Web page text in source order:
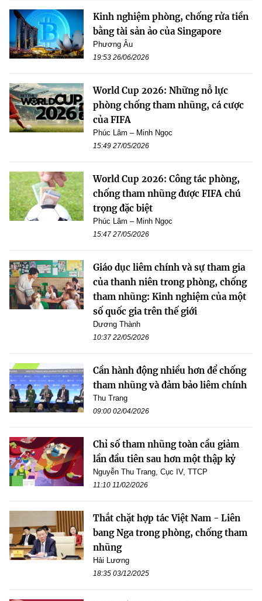
Kinh nghiệm phòng, chống rửa tiền
bằng tài sản ảo của Singapore
Phương Âu
19:53 26/06/2026
World Cup 2026: Những nỗ lực
phòng chống tham nhũng, cá cược
của FIFA
Phúc Lâm – Minh Ngọc
15:49 27/05/2026
World Cup 2026: Công tác phòng,
chống tham nhũng được FIFA chú
trọng đặc biệt
Phúc Lâm – Minh Ngọc
15:47 27/05/2026
Giáo dục liêm chính và sự tham gia
của thanh niên trong phòng, chống
tham nhũng: Kinh nghiệm của một
số quốc gia trên thế giới
Dương Thành
10:37 22/05/2026
Cần hành động nhiều hơn để chống
tham nhũng và đảm bảo liêm chính
Thu Trang
09:00 02/04/2026
Chỉ số tham nhũng toàn cầu giảm
lần đầu tiên sau hơn một thập kỷ
Nguyễn Thu Trang, Cục IV, TTCP
11:10 11/02/2026
Thắt chặt hợp tác Việt Nam - Liên
bang Nga trong phòng, chống tham
nhũng
Hải Lương
18:35 03/12/2025